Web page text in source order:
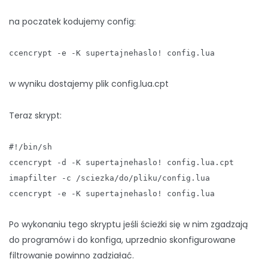
na poczatek kodujemy config:
ccencrypt -e -K supertajnehaslo! config.lua
w wyniku dostajemy plik config.lua.cpt
Teraz skrypt:
#!/bin/sh
ccencrypt -d -K supertajnehaslo! config.lua.cpt
imapfilter -c /sciezka/do/pliku/config.lua
ccencrypt -e -K supertajnehaslo! config.lua
Po wykonaniu tego skryptu jeśli ścieżki się w nim zgadzają
do programów i do konfiga, uprzednio skonfigurowane
filtrowanie powinno zadziałać.